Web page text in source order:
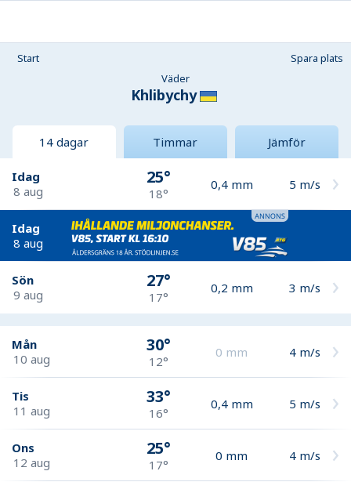
Start
Spara plats
Väder
Khlibychy
14 dagar Timmar Jämför
Idag
8 aug
25°
18°
0,4 mm 5 m/s
Idag
8 aug
Sön
9 aug
27°
17°
0,2 mm 3 m/s
Mån
10 aug
30°
12°
0 mm 4 m/s
Tis
11 aug
33°
16°
0,4 mm 5 m/s
Ons
12 aug
25°
17°
0 mm 4 m/s